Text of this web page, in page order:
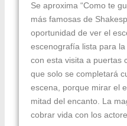
Se aproxima “Como te
más famosas de
oportunidad de ver el
escenografía lista para
con esta visita a puertas
que solo se completará
escena, porque mirar el
mitad del encanto. La
cobrar vida con los